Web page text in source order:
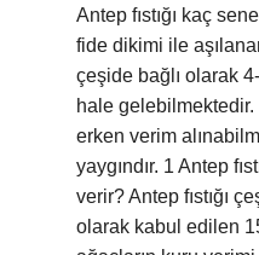
Antep fıstığı kaç
fide dikimi ile
çeşide bağlı olarak
hale gelebilmektedir.
erken verim
yaygındır. 1 Antep
verir? Antep fıstığı
olarak kabul edilen